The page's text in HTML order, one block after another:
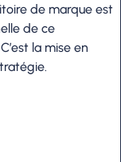
de marque est
de ce
la mise en